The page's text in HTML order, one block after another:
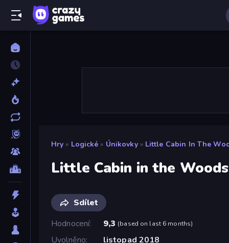
Hry » Logické » Únikovky » Little Cabin In The
Little Cabin in the Woods
Sdílet
Hodnocení
9,3 (based on last 6 months)
Uvolněno
listopad 2018